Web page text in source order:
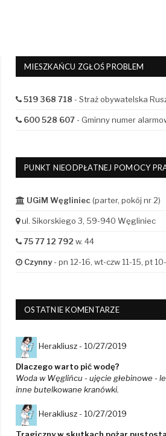
MIESZKAŃCU ZGŁOŚ PROBLEM
519 368 718 - Straż obywatelska
600 528 607- Gminny numer
PUNKT NIEODPŁATNEJ POMOCY
UGiM Węgliniec (parter, pokój nr 2)
ul. Sikorskiego 3, 59-940 Węgliniec
75 77 12 792 w. 44
Czynny- pn 12-16, wt-czw 11-15, pt
OSTATNIE KOMENTARZE
Herakliusz - 10/27/2019
Dlaczego warto pić wodę?
Woda w Węglińcu - ujęcie głebinowe -
inne butelkowane kranówki.
Herakliusz - 10/27/2019
Tragiczny w skutkach pożar